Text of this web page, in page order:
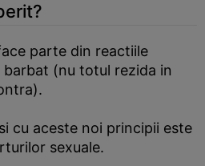
parte din reactiile
barbat (nu totul rezida in
cu aceste noi principii este
sexuale.